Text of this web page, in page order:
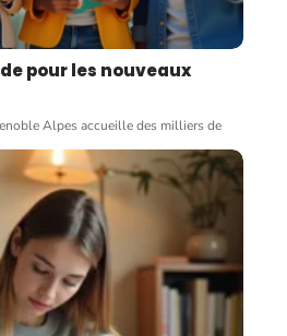
pour les nouveaux
Alpes accueille des milliers de